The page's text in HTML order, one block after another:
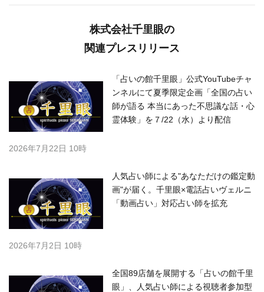
株式会社千里眼の
関連プレスリリース
「占いの館千里眼」公式YouTubeチャ
ンネルにて夏季限定企画「全国の占い
師が語る 本当にあった不思議な話・心
霊体験」を７/22（水）より配信
2026年7月22日 10時
人気占い師による"あなただけの鑑定動
画"が届く。千里眼×電話占いヴェルニ
「動画占い」対応占い師を拡充
2026年7月2日 10時
全国89店舗を展開する「占いの館千里
眼」、人気占い師による視聴者参加型